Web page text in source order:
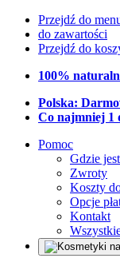
Przejdź do
do zawartości
Przejdź do
100%
Polska:
Co najmniej 1
Pomoc
Gdzie
Zwroty
Koszty
Opcje
Kontakt